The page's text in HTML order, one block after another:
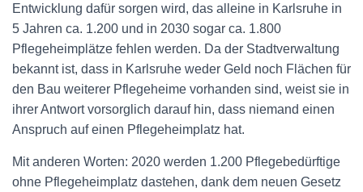
Entwicklung dafür sorgen wird, das alleine in Karlsruhe in
5 Jahren ca. 1.200 und in 2030 sogar ca. 1.800
Pflegeheimplätze fehlen werden. Da der Stadtverwaltung
bekannt ist, dass in Karlsruhe weder Geld noch Flächen für
den Bau weiterer Pflegeheime vorhanden sind, weist sie in
ihrer Antwort vorsorglich darauf hin, dass niemand einen
Anspruch auf einen Pflegeheimplatz hat.
Mit anderen Worten: 2020 werden 1.200 Pflegebedürftige
ohne Pflegeheimplatz dastehen, dank dem neuen Gesetz